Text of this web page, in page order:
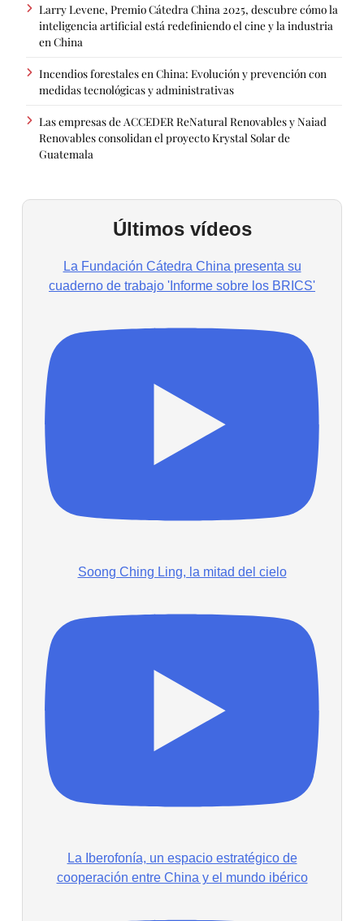
Larry Levene, Premio Cátedra China 2025, descubre cómo la
inteligencia artificial está redefiniendo el cine y la industria
en China
Incendios forestales en China: Evolución y prevención con
medidas tecnológicas y administrativas
Las empresas de ACCEDER ReNatural Renovables y Naiad
Renovables consolidan el proyecto Krystal Solar de
Guatemala
Últimos vídeos
La Fundación Cátedra China presenta su
cuaderno de trabajo 'Informe sobre los BRICS'
Soong Ching Ling, la mitad del cielo
La Iberofonía, un espacio estratégico de
cooperación entre China y el mundo ibérico